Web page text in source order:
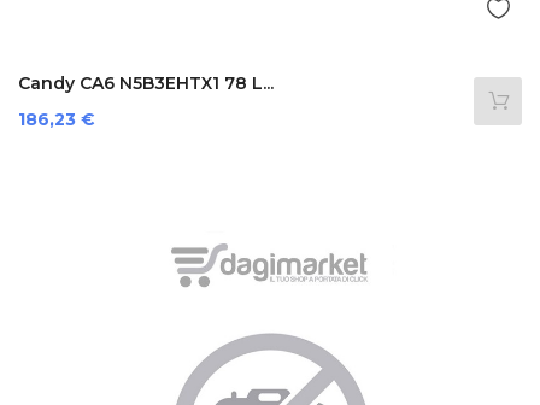
Candy CA6 N5B3EHTX1 78 L...
Prezzo
186,23 €